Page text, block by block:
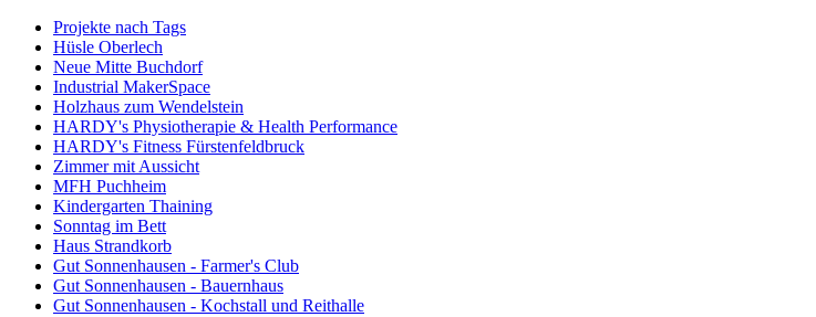
Projekte nach Tags
Hüsle Oberlech
Neue Mitte Buchdorf
Industrial MakerSpace
Holzhaus zum Wendelstein
HARDY's Physiotherapie & Health Performance
HARDY's Fitness Fürstenfeldbruck
Zimmer mit Aussicht
MFH Puchheim
Kindergarten Thaining
Sonntag im Bett
Haus Strandkorb
Gut Sonnenhausen - Farmer's Club
Gut Sonnenhausen - Bauernhaus
Gut Sonnenhausen - Kochstall und Reithalle